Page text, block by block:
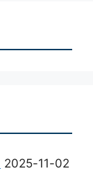
2025-11-02